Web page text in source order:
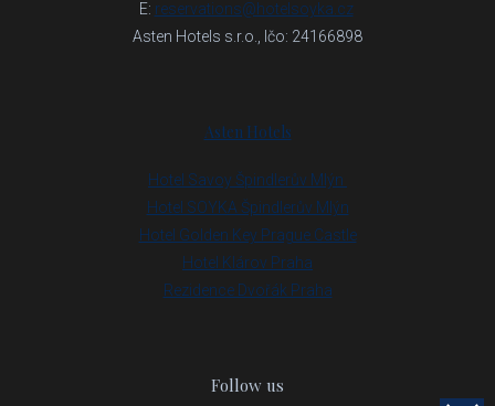
E: reservations@hotelsoyka.cz
Asten Hotels s.r.o., Ičo: 24166898
Asten Hotels
Hotel Savoy Špindlerův Mlýn
Hotel SOYKA Špindlerův Mlýn
Hotel Golden Key Prague Castle
Hotel Klárov Praha
Rezidence Dvořák Praha
Follow us